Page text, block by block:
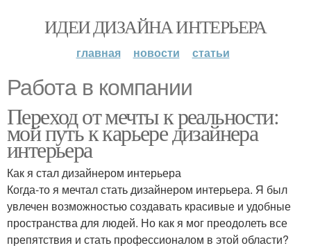
ИДЕИ ДИЗАЙНА ИНТЕРЬЕРА
главная новости статьи
Работа в компании
Переход от мечты к реальности:
мой путь к карьере дизайнера
интерьера
Как я стал дизайнером интерьера
Когда-то я мечтал стать дизайнером интерьера. Я был
увлечен возможностью создавать красивые и удобные
пространства для людей. Но как я мог преодолеть все
препятствия и стать профессионалом в этой области?